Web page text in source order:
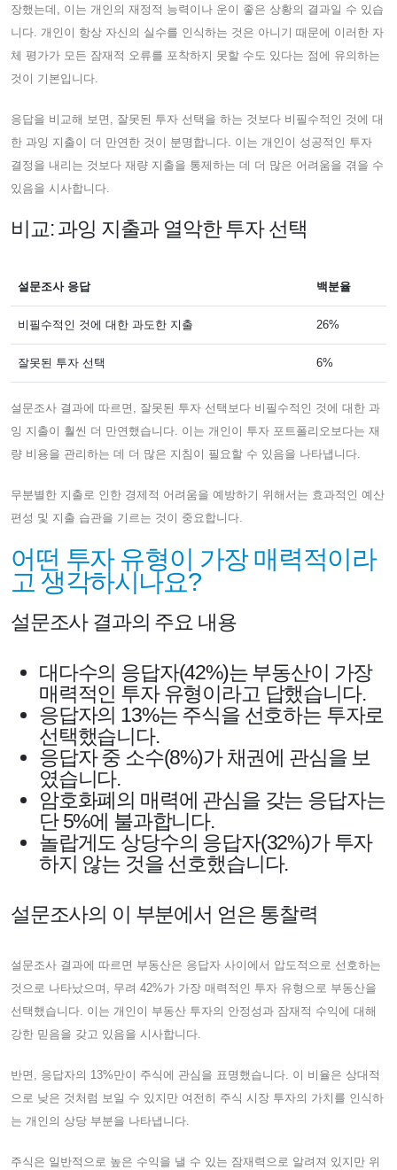
장했는데, 이는 개인의 재정적 능력이나 운이 좋은 상황의 결과일 수 있습
니다. 개인이 항상 자신의 실수를 인식하는 것은 아니기 때문에 이러한 자
체 평가가 모든 잠재적 오류를 포착하지 못할 수도 있다는 점에 유의하는
것이 기본입니다.
응답을 비교해 보면, 잘못된 투자 선택을 하는 것보다 비필수적인 것에 대
한 과잉 지출이 더 만연한 것이 분명합니다. 이는 개인이 성공적인 투자
결정을 내리는 것보다 재량 지출을 통제하는 데 더 많은 어려움을 겪을 수
있음을 시사합니다.
비교: 과잉 지출과 열악한 투자 선택
설문조사 응답 백분율
비필수적인 것에 대한 과도한 지출 26%
잘못된 투자 선택 6%
설문조사 결과에 따르면, 잘못된 투자 선택보다 비필수적인 것에 대한 과
잉 지출이 훨씬 더 만연했습니다. 이는 개인이 투자 포트폴리오보다는 재
량 비용을 관리하는 데 더 많은 지침이 필요할 수 있음을 나타냅니다.
무분별한 지출로 인한 경제적 어려움을 예방하기 위해서는 효과적인 예산
편성 및 지출 습관을 기르는 것이 중요합니다.
어떤 투자 유형이 가장 매력적이라
고 ​​생각하시나요?
설문조사 결과의 주요 내용
대다수의 응답자(42%)는 부동산이 가장
매력적인 투자 유형이라고 답했습니다.
응답자의 13%는 주식을 선호하는 투자로
선택했습니다.
응답자 중 소수(8%)가 채권에 관심을 보
였습니다.
암호화폐의 매력에 관심을 갖는 응답자는
단 5%에 불과합니다.
놀랍게도 상당수의 응답자(32%)가 투자
하지 않는 것을 선호했습니다.
설문조사의 이 부분에서 얻은 통찰력
설문조사 결과에 따르면 부동산은 응답자 사이에서 압도적으로 선호하는
것으로 나타났으며, 무려 42%가 가장 매력적인 투자 유형으로 부동산을
선택했습니다. 이는 개인이 부동산 투자의 안정성과 잠재적 수익에 대해
강한 믿음을 갖고 있음을 시사합니다.
반면, 응답자의 13%만이 주식에 관심을 표명했습니다. 이 비율은 상대적
으로 낮은 것처럼 보일 수 있지만 여전히 주식 시장 투자의 가치를 인식하
는 개인의 상당 부분을 나타냅니다.
주식은 일반적으로 높은 수익을 낼 수 있는 잠재력으로 알려져 있지만 위